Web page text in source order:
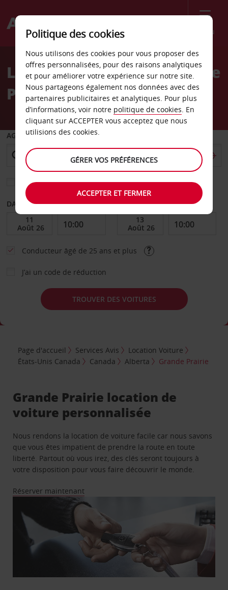
Menu
Welcome
AvisLocation de voiture Grande
Prairie
AGENCE DE DÉPART
Sélectionnez une autre agence de retour
DATE DE DÉBUT DATE DE FIN
Conducteur âgé de 25 ans et plus
J’ai un code de réduction
TROUVER DES VOITURES
Page d'accueil Services Avis
Location Voiture
États-Unis Canada
Canada Alberta Grande Prairie
Grande Prairie location de
voiture personnalisée
Nous rendons la location de voiture facile car nous savons
que vous êtes impatient de prendre la route en toute
liberté. Partout où vous irez, des clés seront toujours à
votre disposition pour vous faire découvrir le monde.
Réserver maintenant
Politique des cookies
Nous utilisons des cookies pour vous proposer des
offres personnalisées, pour des raisons analytiques
et pour améliorer votre expérience sur notre site.
Nous partageons également nos données avec des
partenaires publicitaires et analytiques. Pour plus
d’informations, voir notre politique de cookies. En
cliquant sur ACCEPTER vous acceptez que nous
utilisions des cookies.
GÉRER VOS PRÉFÉRENCES
ACCEPTER ET FERMER